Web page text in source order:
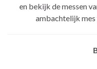
en bekijk de messen
ambachtelijk